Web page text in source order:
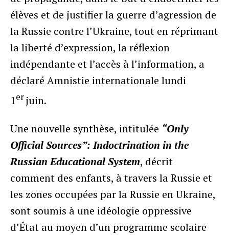
élèves et de justifier la guerre d’agression de
la Russie contre l’Ukraine, tout en réprimant
la liberté d’expression, la réflexion
indépendante et l’accès à l’information, a
déclaré Amnistie internationale lundi
1 erjuin.
Une nouvelle synthèse, intitulée “Only
Official Sources”: Indoctrination in the
Russian Educational System, décrit
comment des enfants, à travers la Russie et
les zones occupées par la Russie en Ukraine,
sont soumis à une idéologie oppressive
d’État au moyen d’un programme scolaire